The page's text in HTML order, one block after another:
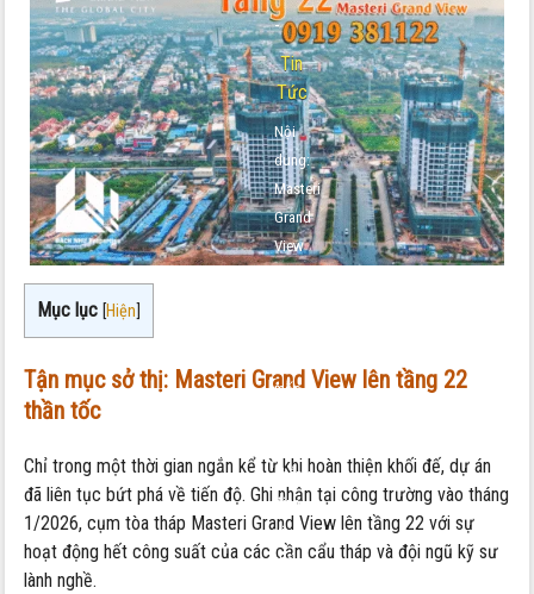
-
Tin
Tức
Nội
dung:
Masteri
Grand
View
mốc
khẳng
định
vị
thế
Mục lục [Hiện]
Tận mục sở thị: Masteri Grand View lên tầng 22
thần tốc
Chỉ trong một thời gian ngắn kể từ khi hoàn thiện khối đế, dự án
đã liên tục bứt phá về tiến độ. Ghi nhận tại công trường vào tháng
1/2026, cụm tòa tháp Masteri Grand View lên tầng 22 với sự
hoạt động hết công suất của các cần cẩu tháp và đội ngũ kỹ sư
lành nghề.